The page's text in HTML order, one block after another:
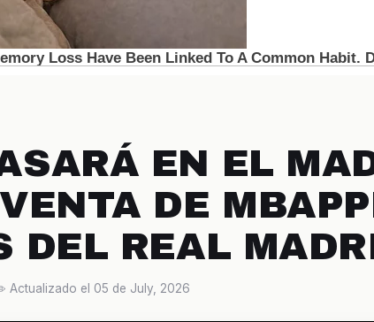
EN EL
DE
DEL REAL
Actualizado el 05 de July, 2026